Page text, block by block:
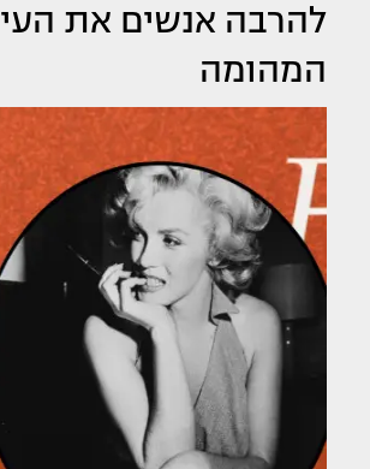
להרבה אנשים את
המהומה